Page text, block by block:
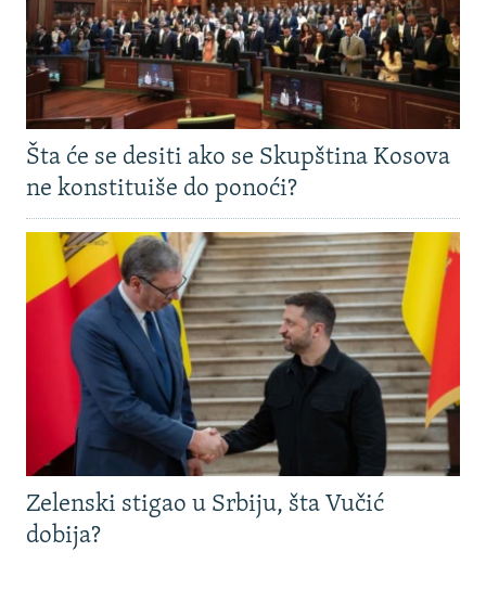
TRI DECENIJE OD RATA U BIH
SVE KARTE DEJTONA
NASTANAK I RASPAD JUGOSLAVIJE
Šta će se desiti ako se Skupština Kosova
ne konstituiše do ponoći?
Zelenski stigao u Srbiju, šta Vučić
dobija?